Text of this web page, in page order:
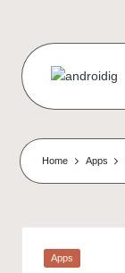
content
Home Apps
Posted
Apps